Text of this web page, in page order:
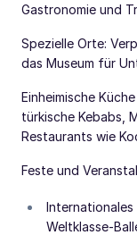
Gastronomie und
Spezielle Orte:
das Museum für
Einheimische
türkische Kebabs,
Restaurants wie
Feste und
Internationales
Weltklasse-